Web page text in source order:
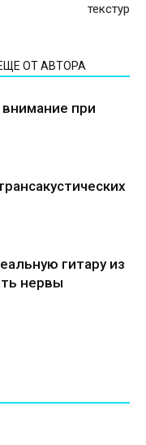
текстур
ОТ АВТОРА
при
гитару из
нервы